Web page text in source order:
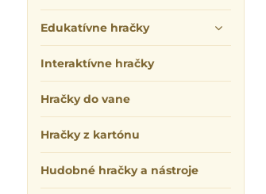
Edukatívne hračky
Interaktívne hračky
Hračky do vane
Hračky z kartónu
Hudobné hračky a nástroje